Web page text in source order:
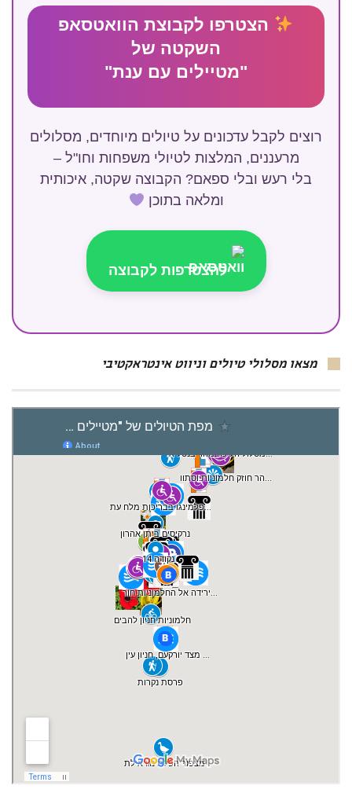
הצטרפו לקבוצת הוואטסאפ
השקטה של
"מטיילים עם ענת"
רוצים לקבל עדכונים על טיולים מיוחדים, מסלולים
מרעננים, המלצות לטיולי משפחות וחו"ל –
בלי רעש ובלי ספאם? הקבוצה שקטה, איכותית
ומלאה בתוכן
להצטרפות לקבוצה
מצאו מסלולי טיולים וניווט אינטראקטיבי